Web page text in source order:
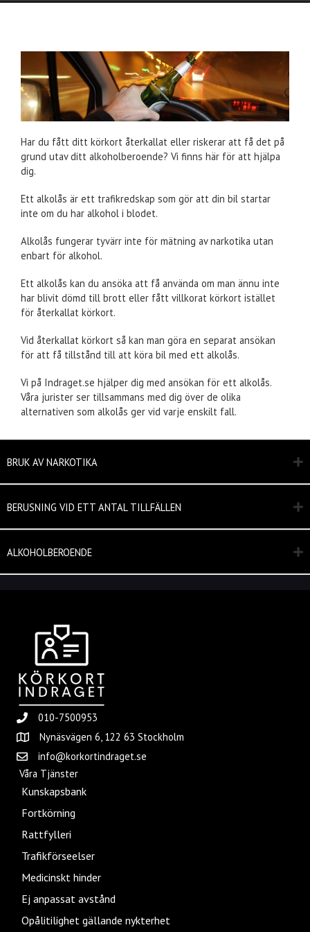
Har du fått ditt körkort återkallat eller riskerar att få det på
grund utav ditt alkoholberoende? Vi finns här för att hjälpa
dig.
Ett alkolås är ett trafikredskap som gör att din bil startar
inte om du har alkohol i blodet.
Alkolås fungerar tyvärr inte för mätning av narkotika utan
enbart för alkohol.
Ett alkolås kan du ansöka att få använda om man ännu inte
har blivit dömd till brott eller fått villkorat körkort istället
för återkallat körkort.
Vid återkallat körkort så kan man göra en separat ansökan
för att få tillstånd till att köra bil med ett alkolås.
Vi på Indraget.se hjälper dig med ansökan för ett alkolås.
Våra jurister ser tillsammans med dig över de olika
alternativen som alkolås ger vid varje enskilt fall.
BRUK AV NARKOTIKA
BERUSNING VID ETT ANTAL TILLFÄLLEN
ALKOHOLBEROENDE
010-7500953
Nynäsvägen 6, 122 63 Stockholm
info@korkortindraget.se
Våra Tjänster
Kunskapsbank
Fortkörning
Rattfylleri
Trafikförseelser
Medicinskt hinder
Ej anpassat avstånd
Opålitilighet gällande nykterhet